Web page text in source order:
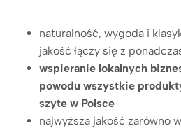
naturalność, wygoda i
jakość łączy się z
wspieranie lokalnych
powodu wszystkie
szyte w Polsce
najwyższa jakość zarówno